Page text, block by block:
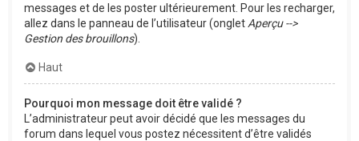
messages et de les poster ultérieurement. Pour les recharger,
allez dans le panneau de l’utilisateur (onglet Aperçu -->
Gestion des brouillons).
Haut
Pourquoi mon message doit être validé ?
L’administrateur peut avoir décidé que les messages du
forum dans lequel vous postez nécessitent d’être validés